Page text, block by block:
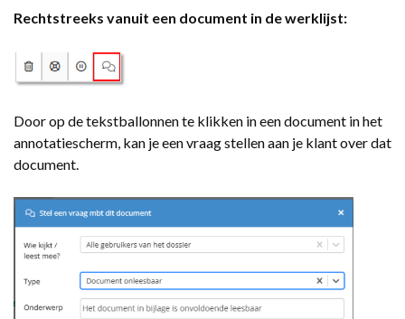
Rechtstreeks vanuit een document in de werklijst:
Door op de tekstballonnen te klikken in een document in het
annotatiescherm, kan je een vraag stellen aan je klant over dat
document.